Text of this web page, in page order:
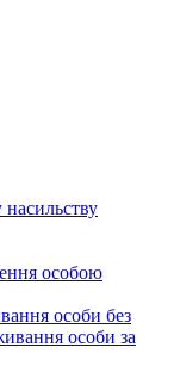
особою
особи без
особи за